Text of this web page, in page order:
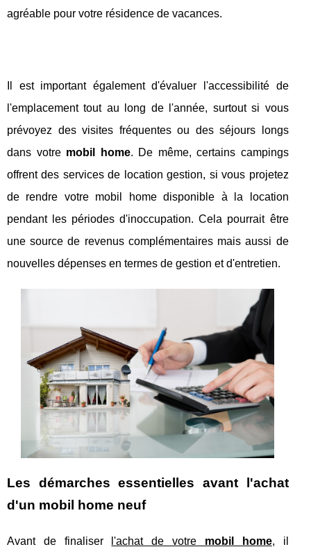
agréable pour votre résidence de vacances.
Il est important également d'évaluer l'accessibilité de
l'emplacement tout au long de l'année, surtout si vous
prévoyez des visites fréquentes ou des séjours longs
dans votre mobil home. De même, certains campings
offrent des services de location gestion, si vous projetez
de rendre votre mobil home disponible à la location
pendant les périodes d'inoccupation. Cela pourrait être
une source de revenus complémentaires mais aussi de
nouvelles dépenses en termes de gestion et d'entretien.
Les démarches essentielles avant l'achat
d'un mobil home neuf
Avant de finaliser l'achat de votre mobil home, il